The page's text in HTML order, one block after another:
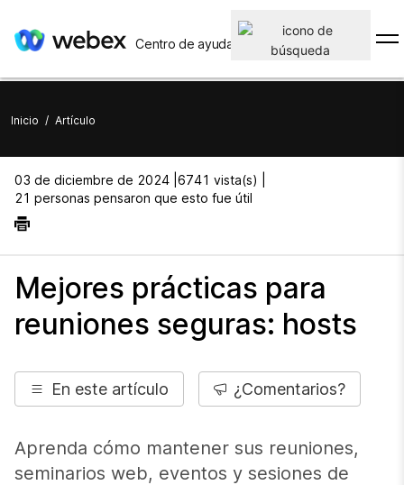
Centro de ayuda
Inicio / Artículo
03 de diciembre de 2024 | 6741 vista(s) |
21 personas pensaron que esto fue útil
Mejores prácticas para
reuniones seguras: hosts
En este artículo ¿Comentarios?
Aprenda cómo mantener sus reuniones,
seminarios web, eventos y sesiones de